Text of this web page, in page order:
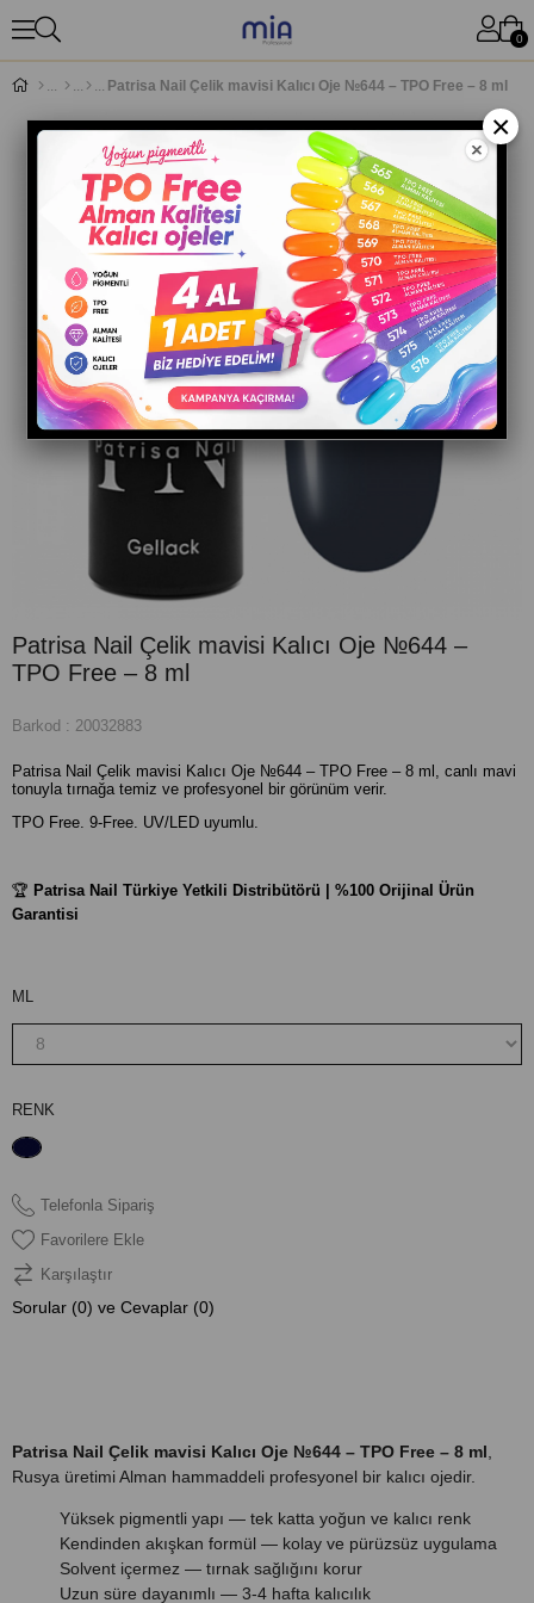
0
Patrisa Nail Çelik mavisi Kalıcı Oje №644 – TPO Free – 8 ml
Patrisa Nail Çelik mavisi Kalıcı Oje №644 –
TPO Free – 8 ml
Barkod : 20032883
Patrisa Nail Çelik mavisi Kalıcı Oje №644 – TPO Free – 8 ml, canlı mavi
tonuyla tırnağa temiz ve profesyonel bir görünüm verir.
TPO Free. 9-Free. UV/LED uyumlu.
🏆 Patrisa Nail Türkiye Yetkili Distribütörü | %100 Orijinal Ürün
Garantisi
ML
RENK
Telefonla Sipariş
Favorilere Ekle
Karşılaştır
Sorular (0) ve Cevaplar (0)
Patrisa Nail Çelik mavisi Kalıcı Oje №644 – TPO Free – 8 ml,
Rusya üretimi Alman hammaddeli profesyonel bir kalıcı ojedir.
Yüksek pigmentli yapı — tek katta yoğun ve kalıcı renk
Kendinden akışkan formül — kolay ve pürüzsüz uygulama
Solvent içermez — tırnak sağlığını korur
Uzun süre dayanımlı — 3-4 hafta kalıcılık
×